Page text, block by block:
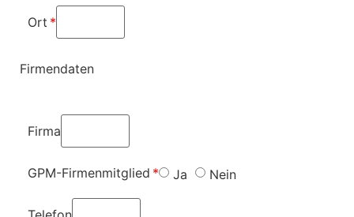
Ort
Firmendaten
Firma
GPM-Firmenmitglied Ja Nein